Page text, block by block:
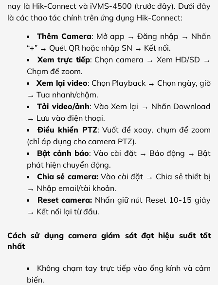
nay là Hik-Connect và iVMS-4500 (trước đây). Dưới đây
là các thao tác chính trên ứng dụng Hik-Connect:
Thêm Camera: Mở app → Đăng nhập → Nhấn
“+” → Quét QR hoặc nhập SN → Kết nối.
Xem trực tiếp: Chọn camera → Xem HD/SD →
Chạm để zoom.
Xem lại video: Chọn Playback → Chọn ngày, giờ
→ Tua nhanh/chậm.
Tải video/ảnh: Vào Xem lại → Nhấn Download
→ Lưu vào điện thoại.
Điều khiển PTZ: Vuốt để xoay, chụm để zoom
(chỉ áp dụng cho camera PTZ).
Bật cảnh báo: Vào cài đặt → Báo động → Bật
phát hiện chuyển động.
Chia sẻ camera: Vào cài đặt → Chia sẻ thiết bị
→ Nhập email/tài khoản.
Reset camera: Nhấn giữ nút Reset 10-15 giây
→ Kết nối lại từ đầu.
Cách sử dụng camera giám sát đạt hiệu suất tốt
nhất
Không chạm tay trực tiếp vào ống kính và cảm
biến.